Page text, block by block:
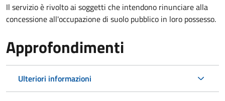
Il servizio è rivolto ai soggetti che intendono rinunciare alla
concessione all'occupazione di suolo pubblico in loro possesso.
Approfondimenti
Ulteriori informazioni